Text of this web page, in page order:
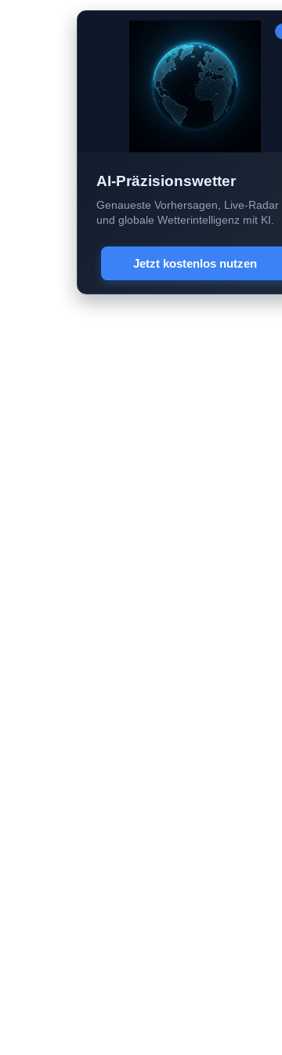
AI-Präzisionswetter
Genaueste Vorhersagen, Live-Radar
und globale Wetterintelligenz mit KI.
Jetzt kostenlos nutzen